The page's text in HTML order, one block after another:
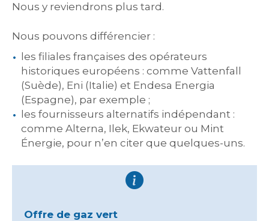
Nous y reviendrons plus tard.
Nous pouvons différencier :
les filiales françaises des opérateurs
historiques européens : comme Vattenfall
(Suède), Eni (Italie) et Endesa Energia
(Espagne), par exemple ;
les fournisseurs alternatifs indépendant :
comme Alterna, Ilek, Ekwateur ou Mint
Énergie, pour n’en citer que quelques-uns.
Offre de gaz vert